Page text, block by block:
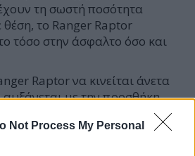
Not Process My Personal
τη σωστή ποσότητα
το Ranger Raptor
τόσο στην άσφαλτο όσο και
Raptor να κινείται άνετα
με την προσθήκη
στο κάτω μέρους του
ποδιά είναι σχεδόν
συγκριτικά με την αντίστοιχη